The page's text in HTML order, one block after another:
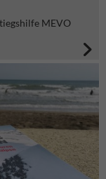
MEVO